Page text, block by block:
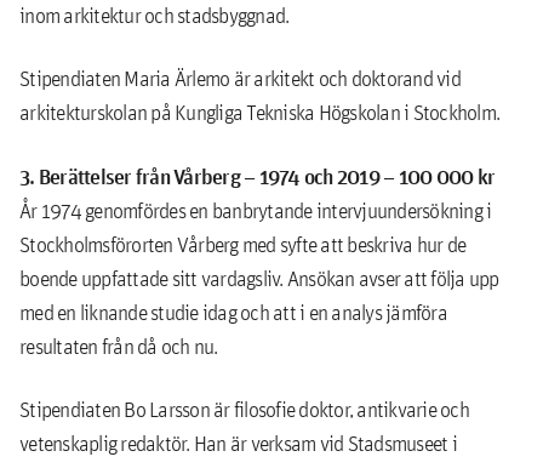
inom arkitektur och stadsbyggnad.
Stipendiaten Maria Ärlemo är arkitekt och doktorand vid
arkitekturskolan på Kungliga Tekniska Högskolan i Stockholm.
3. Berättelser från Vårberg – 1974 och 2019 – 100 000 kr
År 1974 genomfördes en banbrytande intervjuundersökning i
Stockholmsförorten Vårberg med syfte att beskriva hur de
boende uppfattade sitt vardagsliv. Ansökan avser att följa upp
med en liknande studie idag och att i en analys jämföra
resultaten från då och nu.
Stipendiaten Bo Larsson är filosofie doktor, antikvarie och
vetenskaplig redaktör. Han är verksam vid Stadsmuseet i